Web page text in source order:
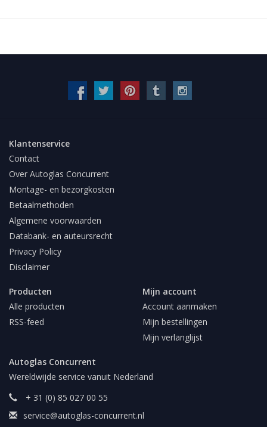
Klantenservice
Contact
Over Autoglas Concurrent
Montage- en bezorgkosten
Betaalmethoden
Algemene voorwaarden
Databank- en auteursrecht
Privacy Policy
Disclaimer
Producten
Alle producten
RSS-feed
Mijn account
Account aanmaken
Mijn bestellingen
Mijn verlanglijst
Autoglas Concurrent
Wereldwijde service vanuit Nederland
+ 31 (0) 85 027 00 55
service@autoglas-concurrent.nl